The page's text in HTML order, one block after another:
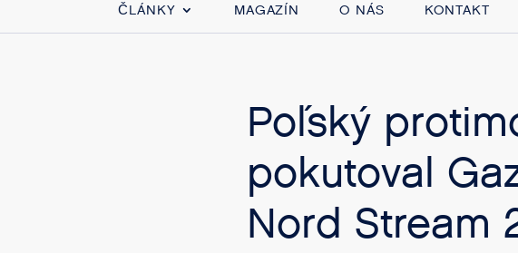
ČLÁNKY MAGAZÍN O NÁS KONTAKT
Poľský
pokutoval
Nord Stream